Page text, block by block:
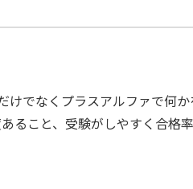
でなくプラスアルファで何
ること、受験がしやすく合格